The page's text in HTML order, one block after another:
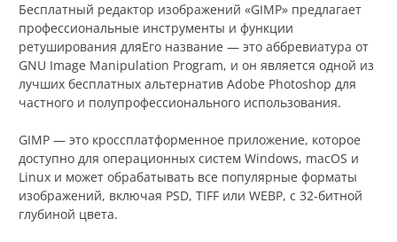
Бесплатный редактор изображений «GIMP» предлагает
профессиональные инструменты и функции
ретуширования дляЕго название — это аббревиатура от
GNU Image Manipulation Program, и он является одной из
лучших бесплатных альтернатив Adobe Photoshop для
частного и полупрофессионального использования.
GIMP — это кроссплатформенное приложение, которое
доступно для операционных систем Windows, macOS и
Linux и может обрабатывать все популярные форматы
изображений, включая PSD, TIFF или WEBP, с 32-битной
глубиной цвета.